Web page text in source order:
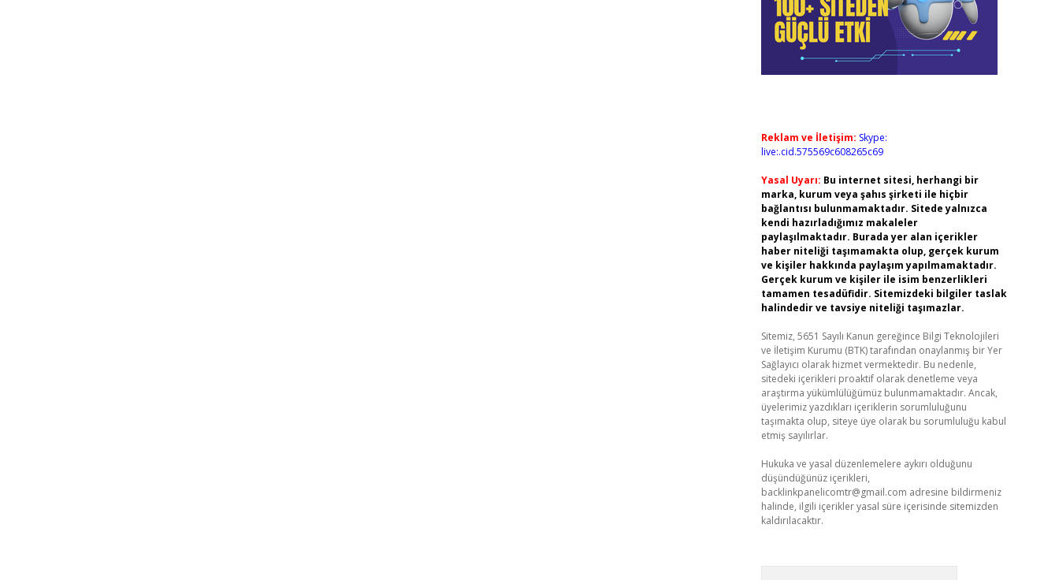
Reklam ve İletişim: Skype:
live:.cid.575569c608265c69
Yasal Uyarı: Bu internet sitesi, herhangi bir
marka, kurum veya şahıs şirketi ile hiçbir
bağlantısı bulunmamaktadır. Sitede yalnızca
kendi hazırladığımız makaleler
paylaşılmaktadır. Burada yer alan içerikler
haber niteliği taşımamakta olup, gerçek kurum
ve kişiler hakkında paylaşım yapılmamaktadır.
Gerçek kurum ve kişiler ile isim benzerlikleri
tamamen tesadüfidir. Sitemizdeki bilgiler taslak
halindedir ve tavsiye niteliği taşımazlar.
Sitemiz, 5651 Sayılı Kanun gereğince Bilgi Teknolojileri
ve İletişim Kurumu (BTK) tarafından onaylanmış bir Yer
Sağlayıcı olarak hizmet vermektedir. Bu nedenle,
sitedeki içerikleri proaktif olarak denetleme veya
araştırma yükümlülüğümüz bulunmamaktadır. Ancak,
üyelerimiz yazdıkları içeriklerin sorumluluğunu
taşımakta olup, siteye üye olarak bu sorumluluğu kabul
etmiş sayılırlar.
Hukuka ve yasal düzenlemelere aykırı olduğunu
düşündüğünüz içerikleri,
backlinkpanelicomtr@gmail.com adresine bildirmeniz
halinde, ilgili içerikler yasal süre içerisinde sitemizden
kaldırılacaktır.